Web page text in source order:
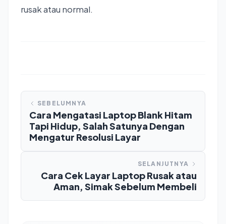
rusak atau normal.
SEBELUMNYA
Cara Mengatasi Laptop Blank Hitam
Tapi Hidup, Salah Satunya Dengan
Mengatur Resolusi Layar
SELANJUTNYA
Cara Cek Layar Laptop Rusak atau
Aman, Simak Sebelum Membeli